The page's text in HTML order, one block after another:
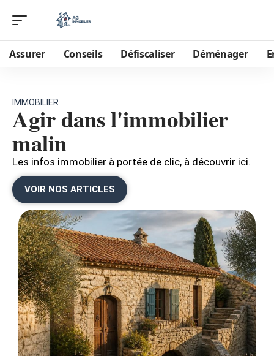
Assurer Conseils Défiscaliser Déménager
IMMOBILIER
Agir dans l'immobilier
malin
Les infos immobilier à portée de clic, à découvrir ici.
VOIR NOS ARTICLES